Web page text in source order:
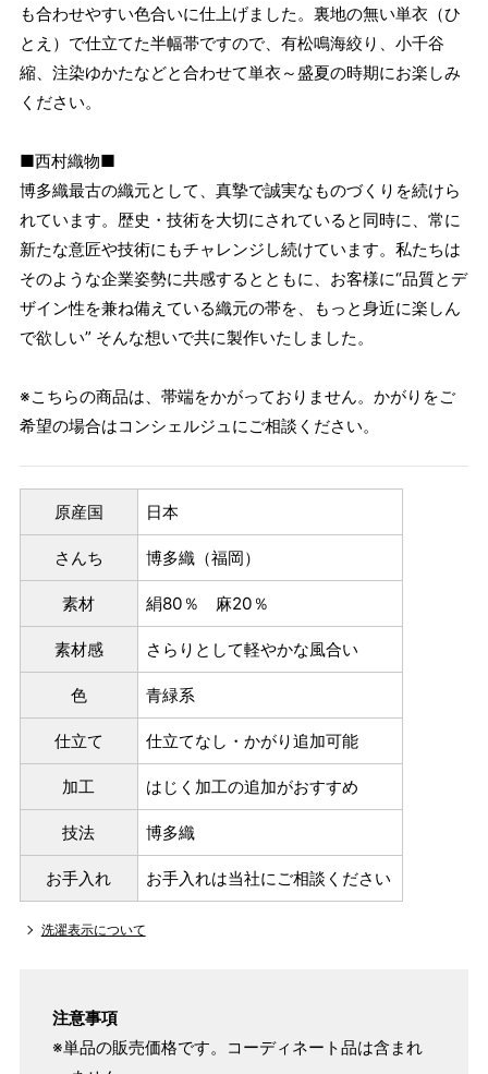
も合わせやすい色合いに仕上げました。裏地の無い単衣（ひ
とえ）で仕立てた半幅帯ですので、有松鳴海絞り、小千谷
縮、注染ゆかたなどと合わせて単衣～盛夏の時期にお楽しみ
ください。
■西村織物■
博多織最古の織元として、真摯で誠実なものづくりを続けら
れています。歴史・技術を大切にされていると同時に、常に
新たな意匠や技術にもチャレンジし続けています。私たちは
そのような企業姿勢に共感するとともに、お客様に“品質とデ
ザイン性を兼ね備えている織元の帯を、もっと身近に楽しん
で欲しい” そんな想いで共に製作いたしました。
※こちらの商品は、帯端をかがっておりません。かがりをご
希望の場合はコンシェルジュにご相談ください。
原産国 日本
さんち 博多織（福岡）
素材 絹80％ 麻20％
素材感 さらりとして軽やかな風合い
色 青緑系
仕立て 仕立てなし・かがり追加可能
加工 はじく加工の追加がおすすめ
技法 博多織
お手入れ お手入れは当社にご相談ください
洗濯表示について
注意事項
※単品の販売価格です。コーディネート品は含まれ